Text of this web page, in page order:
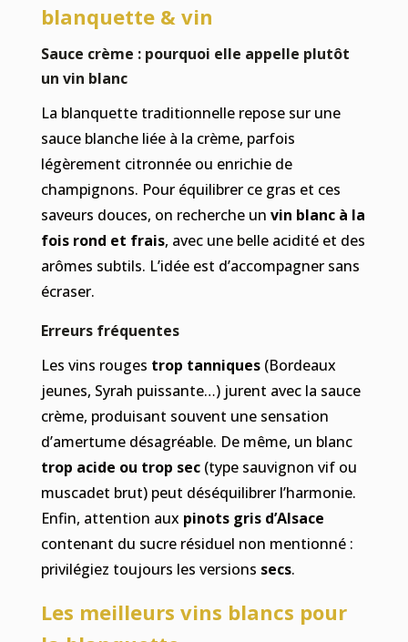
blanquette & vin
Sauce crème : pourquoi elle appelle plutôt
un vin blanc
La blanquette traditionnelle repose sur une
sauce blanche liée à la crème, parfois
légèrement citronnée ou enrichie de
champignons. Pour équilibrer ce gras et ces
saveurs douces, on recherche un vin blanc à la
fois rond et frais, avec une belle acidité et des
arômes subtils. L’idée est d’accompagner sans
écraser.
Erreurs fréquentes
Les vins rouges trop tanniques(Bordeaux
jeunes, Syrah puissante…) jurent avec la sauce
crème, produisant souvent une sensation
d’amertume désagréable. De même, un blanc
trop acide ou trop sec(type sauvignon vif ou
muscadet brut) peut déséquilibrer l’harmonie.
Enfin, attention aux pinots gris d’Alsace
contenant du sucre résiduel non mentionné :
privilégiez toujours les versions secs.
Les meilleurs vins blancs pour